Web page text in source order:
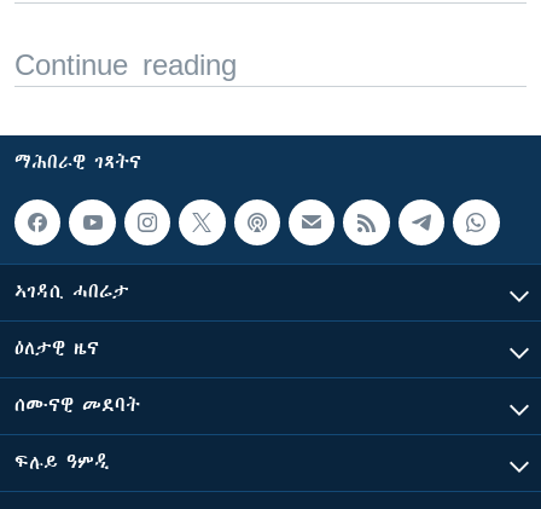
Continue reading
ማሕበራዊ ገጻትና
ኣገዳሲ ሓበሬታ
ዕለታዊ ዜና
ሰሙናዊ መደባት
ፍሉይ ዓምዲ